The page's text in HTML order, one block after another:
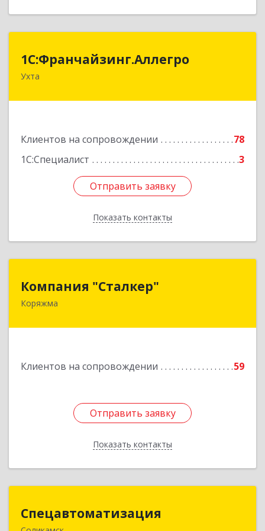
1С:Франчайзинг.Аллегро
Ухта
Клиентов на сопровождении
78
1С:Специалист
3
Отправить заявку
Показать контакты
1С:Франчайзинг.Аллегро
169304, Коми Респ, Ухта г, Чернова ул, дом №
Отправить заявку
Назад
Компания "Сталкер"
Коряжма
Клиентов на сопровождении 59
Отправить заявку
Показать контакты
Отправить заявку
Назад
Спецавтоматизация